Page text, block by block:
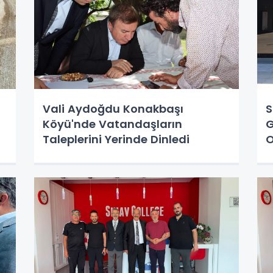
Vali Aydoğdu Konakbaşı
Köyü'nde Vatandaşların
Taleplerini Yerinde Dinledi